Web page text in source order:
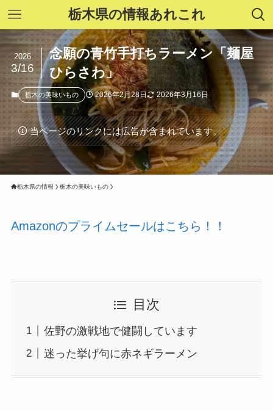
栃木県の情報あれこれ
念願の青竹手打ちラーメン「麺屋
ひらさわ」
2026
3/16
栃木の美味いもの 2026年2月28日 2026年3月16日
当ページのリンクには広告が含まれています。
栃木県の情報 栃木の美味いもの
Amazonのプライムセールはこちら！！
目次
佐野の激戦地で健闘しています
迷った挙げ句に赤ネギラーメン